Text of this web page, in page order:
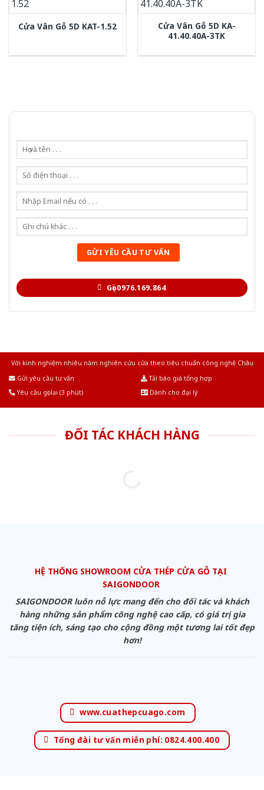
Cửa Vân Gỗ 5D KAT-1.52
Cửa Vân Gỗ 5D KA-
41.40.40A-3TK
Gọi 0976.169.864
Với kinh nghiệm nhiêu năm nghiên cứu cửa theo tiêu chuẩn công nghệ Châu
Gửi yêu cầu tư vấn
Tải báo giá tổng hợp
Yêu cầu gọi lại (3 phút)
Dành cho đại lý
ĐỐI TÁC KHÁCH HÀNG
HỆ THỐNG SHOWROOM CỬA THÉP CỬA GỖ TẠI
SAIGONDOOR
SAIGONDOOR luôn nỗ lực mang đến cho đối tác và khách
hàng những sản phẩm công nghệ cao cấp, có giá trị gia
tăng tiện ích, sáng tạo cho cộng đồng một tương lai tốt đẹp
hơn!
www.cuathepcuago.com
Tổng đài tư vấn miễn phí: 0824.400.400